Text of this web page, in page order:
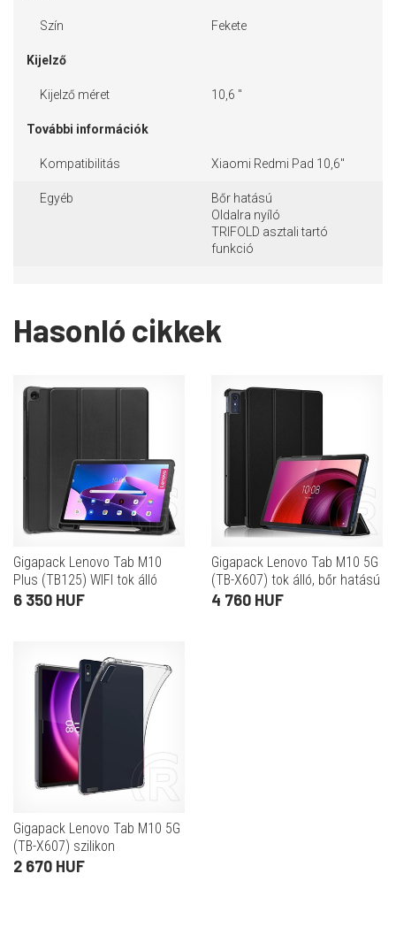
Szín Fekete
Kijelző
Kijelző méret 10,6 "
További információk
Kompatibilitás Xiaomi Redmi Pad 10,6"
Egyéb
Bőr hatású
Oldalra nyíló
TRIFOLD asztali tartó
funkció
Hasonló cikkek
Gigapack Lenovo Tab M10
Plus (TB125) WIFI tok álló
(aktív Flip, TRIFOLD asztali
6 350 HUF
Gigapack Lenovo Tab M10 5G
(TB-X607) tok álló, bőr hatású
(aktív flip, oldalra nyíló, trifold,
4 760 HUF
Gigapack Lenovo Tab M10 5G
(TB-X607) szilikon
telefonvédő (ütésállóság,
2 670 HUF